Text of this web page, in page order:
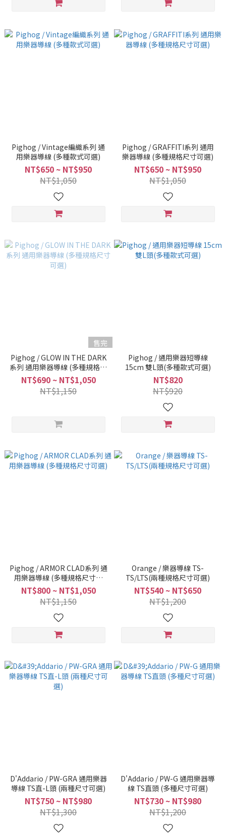
Pighog / Vintage編織系列 通
用樂器導線 (多種款式可選)
NT$650 ~ NT$950
NT$1,050
Pighog / GRAFFITI系列 通用
樂器導線 (多種規格尺寸可選)
NT$650 ~ NT$950
NT$1,050
售完
Pighog / GLOW IN THE DARK
系列 通用樂器導線 (多種規格尺
寸可選)
NT$690 ~ NT$1,050
NT$1,150
Pighog / 通用樂器短導線
15cm 雙L頭(多種款式可選)
NT$820
NT$920
Pighog / ARMOR CLAD系列 通
用樂器導線 (多種規格尺寸可
選)
NT$800 ~ NT$1,050
NT$1,150
Orange / 樂器導線 TS-
TS/LTS(兩種規格尺寸可選)
NT$540 ~ NT$650
NT$1,200
D'Addario / PW-GRA 通用樂器
導線 TS直-L頭 (兩種尺寸可選)
NT$750 ~ NT$980
NT$1,300
D'Addario / PW-G 通用樂器導
線 TS直頭 (多種尺寸可選)
NT$730 ~ NT$980
NT$1,200